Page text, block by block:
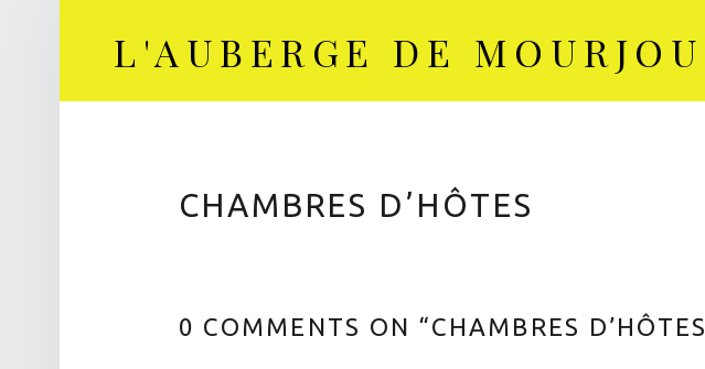
L'AUBERGE DE MOURJOU
CHAMBRES D’HÔTES
0 COMMENTS ON “CHAMBRES D’HÔTES